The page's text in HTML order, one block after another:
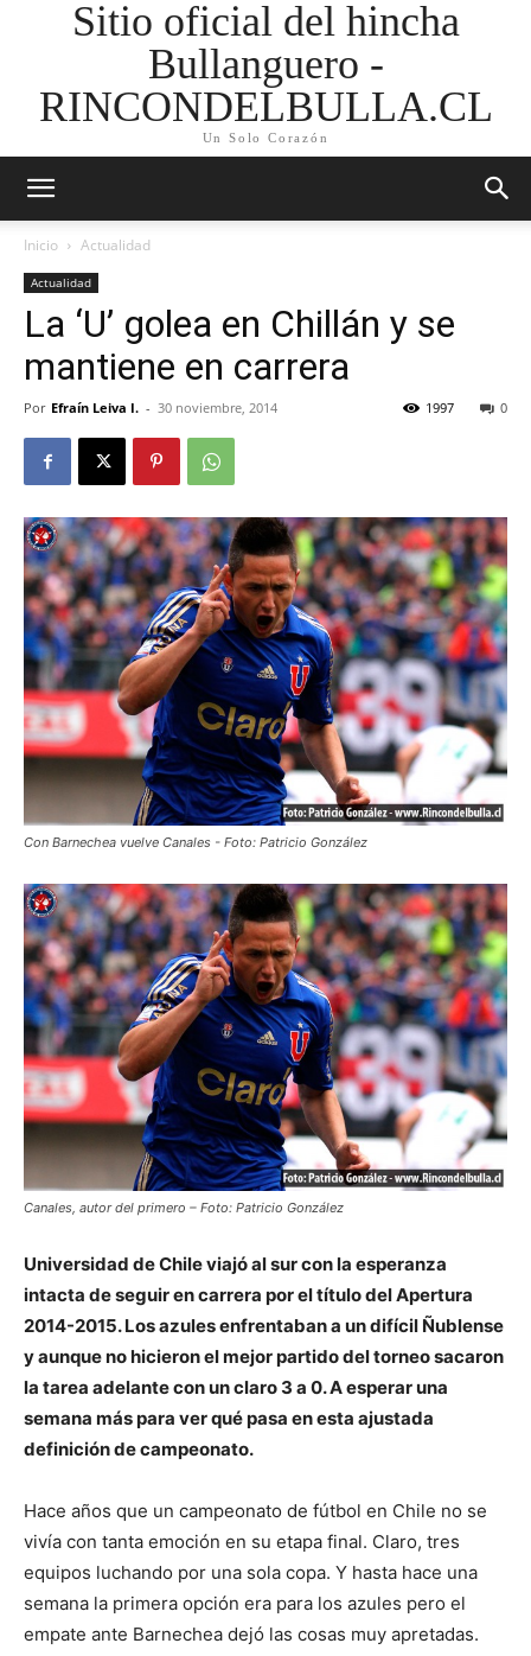
Sitio oficial del hincha
Bullanguero -
RINCONDELBULLA.CL
Un Solo Corazón
Inicio Actualidad
Actualidad
La ‘U’ golea en Chillán y se
mantiene en carrera
Por Efraín Leiva I. - 30 noviembre, 2014 0
1997
Con Barnechea vuelve Canales - Foto: Patricio González
Canales, autor del primero – Foto: Patricio González
Universidad de Chile viajó al sur con la esperanza
intacta de seguir en carrera por el título del Apertura
2014-2015. Los azules enfrentaban a un difícil Ñublense
y aunque no hicieron el mejor partido del torneo sacaron
la tarea adelante con un claro 3 a 0. A esperar una
semana más para ver qué pasa en esta ajustada
definición de campeonato.
Hace años que un campeonato de fútbol en Chile no se
vivía con tanta emoción en su etapa final. Claro, tres
equipos luchando por una sola copa. Y hasta hace una
semana la primera opción era para los azules pero el
empate ante Barnechea dejó las cosas muy apretadas.